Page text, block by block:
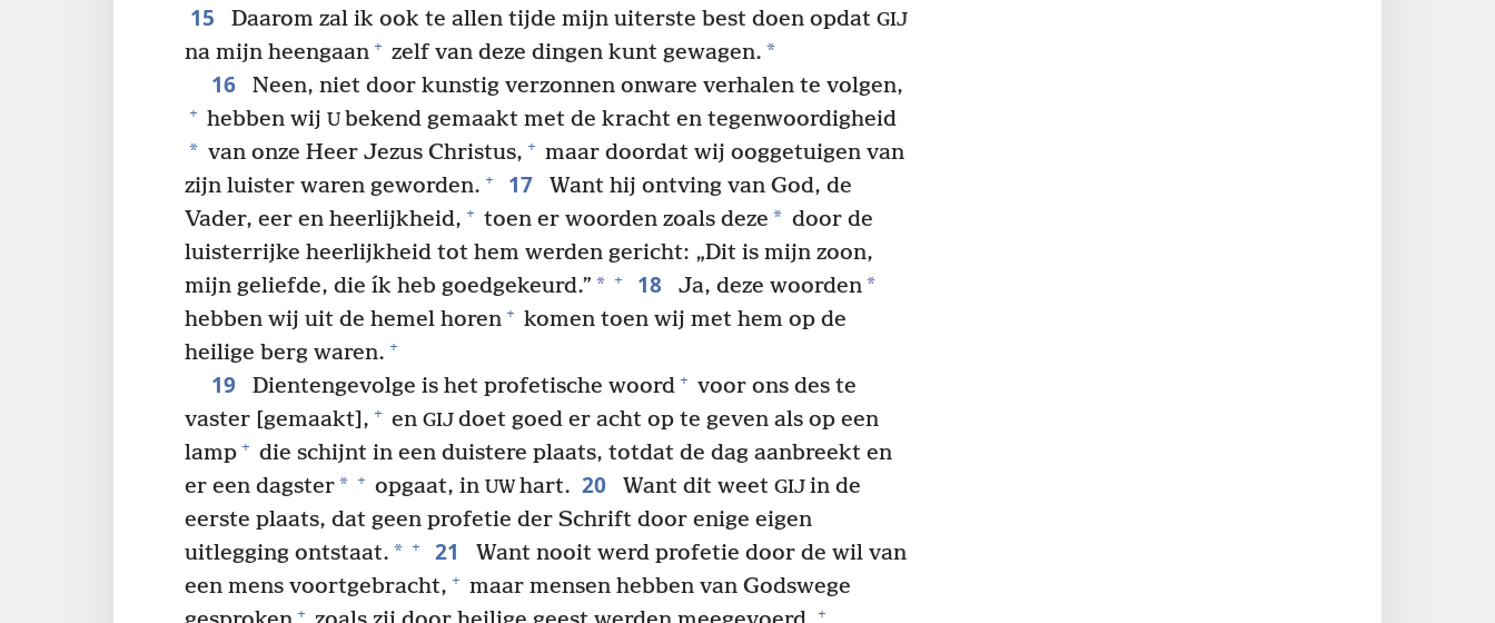
15 Daarom zal ik ook te allen tijde mijn uiterste best doen opdat GIJ
na mijn heengaan + zelf van deze dingen kunt gewagen. *
16 Neen, niet door kunstig verzonnen onware verhalen te volgen,
+ hebben wij U bekend gemaakt met de kracht en tegenwoordigheid
* van onze Heer Jezus Christus, + maar doordat wij ooggetuigen van
zijn luister waren geworden. + 17
Want hij ontving van God, de
Vader, eer en heerlijkheid, + toen er woorden zoals deze * door de
luisterrijke heerlijkheid tot hem werden gericht: „Dit is mijn zoon,
mijn geliefde, die ík heb goedgekeurd.” * + 18 Ja, deze woorden*
hebben wij uit de hemel horen + komen toen wij met hem op de
heilige berg waren. +
19 Dientengevolge is het profetische woord + voor ons des te
vaster [gemaakt], + en GIJ doet goed er acht op te geven als op een
lamp + die schijnt in een duistere plaats, totdat de dag aanbreekt en
er een dagster* + opgaat, in UW hart. 20 Want dit weet GIJ in de
eerste plaats, dat geen profetie der Schrift door enige eigen
uitlegging ontstaat. * + 21
Want nooit werd profetie door de wil van
een mens voortgebracht, + maar mensen hebben van Godswege
+ +